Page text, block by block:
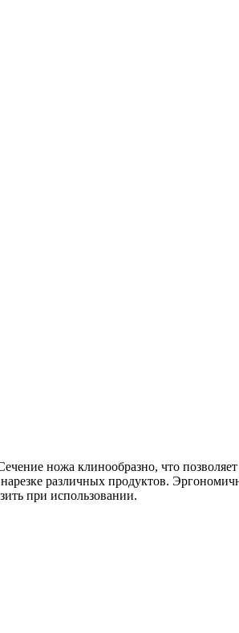
ножа клинообразно, что
различных продуктов.
при использовании.